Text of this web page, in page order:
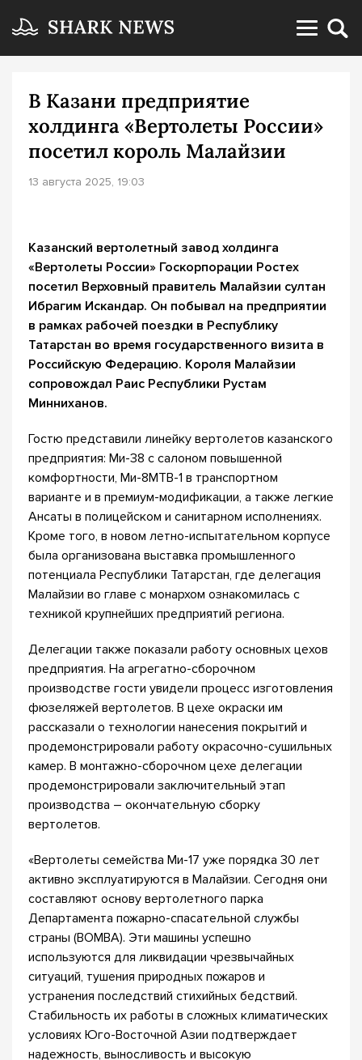
В Казани предприятие
холдинга «Вертолеты России»
посетил король Малайзии
13 августа 2025, 19:03
Казанский вертолетный завод холдинга
«Вертолеты России» Госкорпорации Ростех
посетил Верховный правитель Малайзии султан
Ибрагим Искандар. Он побывал на предприятии
в рамках рабочей поездки в Республику
Татарстан во время государственного визита в
Российскую Федерацию. Короля Малайзии
сопровождал Раис Республики Рустам
Минниханов.
Гостю представили линейку вертолетов казанского
предприятия: Ми-38 с салоном повышенной
комфортности, Ми-8МТВ-1 в транспортном
варианте и в премиум-модификации, а также легкие
Ансаты в полицейском и санитарном исполнениях.
Кроме того, в новом летно-испытательном корпусе
была организована выставка промышленного
потенциала Республики Татарстан, где делегация
Малайзии во главе с монархом ознакомилась с
техникой крупнейших предприятий региона.
Делегации также показали работу основных цехов
предприятия. На агрегатно-сборочном
производстве гости увидели процесс изготовления
фюзеляжей вертолетов. В цехе окраски им
рассказали о технологии нанесения покрытий и
продемонстрировали работу окрасочно-сушильных
камер. В монтажно-сборочном цехе делегации
продемонстрировали заключительный этап
производства – окончательную сборку
вертолетов.
«Вертолеты семейства Ми-17 уже порядка 30 лет
активно эксплуатируются в Малайзии. Сегодня они
составляют основу вертолетного парка
Департамента пожарно-спасательной службы
страны (BOMBA). Эти машины успешно
используются для ликвидации чрезвычайных
ситуаций, тушения природных пожаров и
устранения последствий стихийных бедствий.
Стабильность их работы в сложных климатических
условиях Юго-Восточной Азии подтверждает
надежность, выносливость и высокую